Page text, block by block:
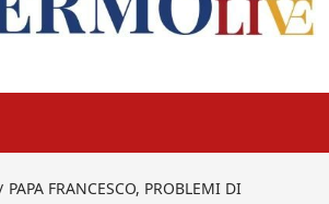
PAPA FRANCESCO, PROBLEMI DI